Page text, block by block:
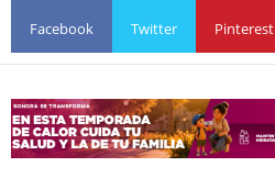
Facebook Twitter Pinterest